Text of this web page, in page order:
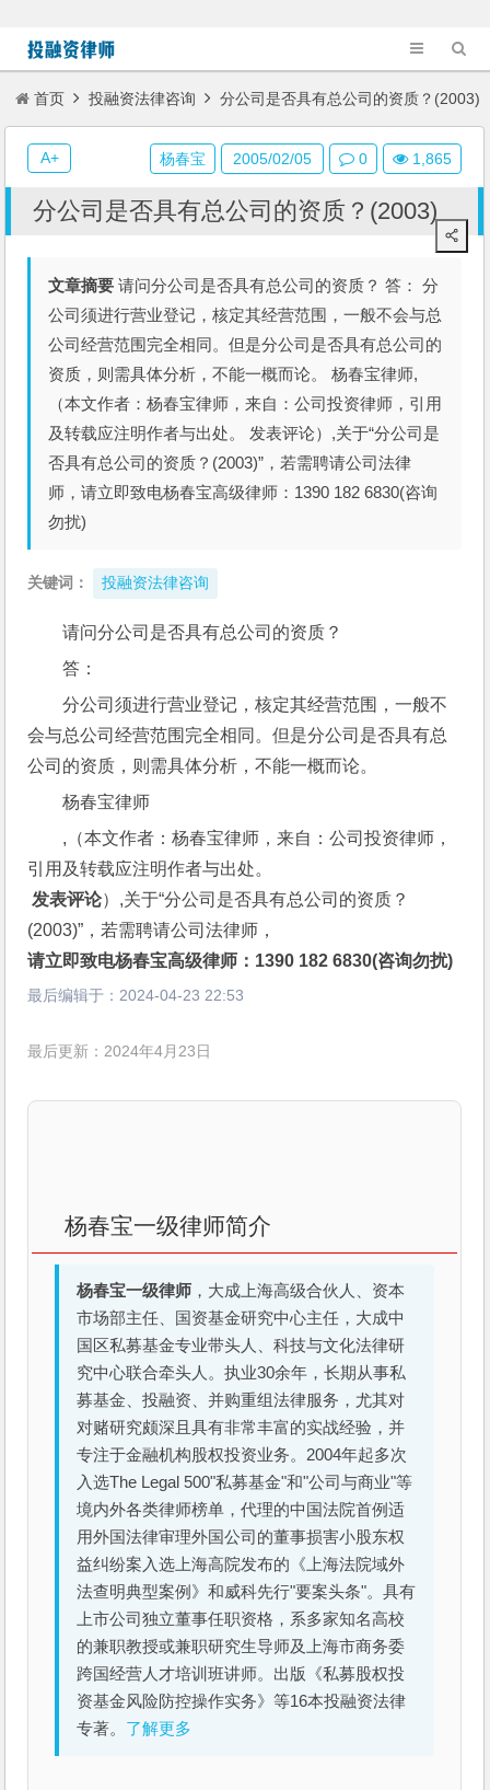
首页 投融资法律咨询 分公司是否具有总公司的资质？(2003)
分公司是否具有总公司的资质？(2003)
文章摘要 请问分公司是否具有总公司的资质？ 答： 分
公司须进行营业登记，核定其经营范围，一般不会与总
公司经营范围完全相同。但是分公司是否具有总公司的
资质，则需具体分析，不能一概而论。 杨春宝律师,
（本文作者：杨春宝律师，来自：公司投资律师，引用
及转载应注明作者与出处。 发表评论）,关于“分公司是
否具有总公司的资质？(2003)”，若需聘请公司法律
师，请立即致电杨春宝高级律师：1390 182 6830(咨询
勿扰)
关键词： 投融资法律咨询
请问分公司是否具有总公司的资质？
答：
分公司须进行营业登记，核定其经营范围，一般不
会与总公司经营范围完全相同。但是分公司是否具有总
公司的资质，则需具体分析，不能一概而论。
杨春宝律师
,（本文作者：杨春宝律师，来自：公司投资律师，
引用及转载应注明作者与出处。
发表评论）,关于“分公司是否具有总公司的资质？
(2003)”，若需聘请公司法律师，
请立即致电杨春宝高级律师：1390 182 6830(咨询勿扰)
最后编辑于： 2024-04-23 22:53
最后更新：2024年4月23日
杨春宝一级律师简介
杨春宝一级律师 ，大成上海高级合伙人、资本
市场部主任、国资基金研究中心主任，大成中
国区私募基金专业带头人、科技与文化法律研
究中心联合牵头人。执业30余年，长期从事私
募基金、投融资、并购重组法律服务，尤其对
对赌研究颇深且具有非常丰富的实战经验，并
专注于金融机构股权投资业务。2004年起多次
入选The Legal 500"私募基金"和"公司与商业"等
境内外各类律师榜单，代理的中国法院首例适
用外国法律审理外国公司的董事损害小股东权
益纠纷案入选上海高院发布的《上海法院域外
法查明典型案例》和威科先行"要案头条"。具有
上市公司独立董事任职资格，系多家知名高校
的兼职教授或兼职研究生导师及上海市商务委
跨国经营人才培训班讲师。出版《私募股权投
资基金风险防控操作实务》等16本投融资法律
专著。 了解更多
杨春宝 2005/02/05 0 1,865
A+